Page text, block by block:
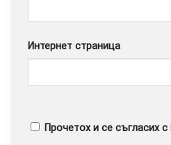
Интернет страница
Прочетох и се съгласих с